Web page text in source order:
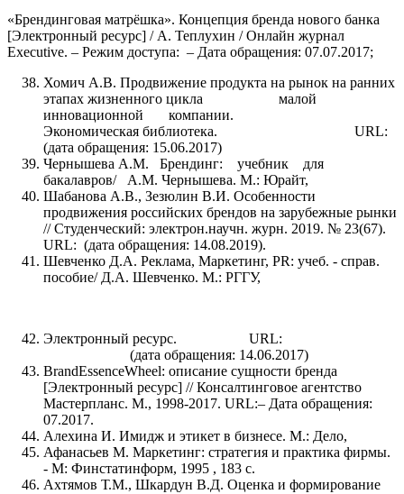
«Брендинговая матрёшка». Концепция бренда нового банка
[Электронный ресурс] / А. Теплухин / Онлайн журнал
Executive. – Режим доступа: – Дата обращения: 07.07.2017;
Хомич А.В. Продвижение продукта на рынок на ранних
этапах жизненного цикла малой
инновационной компании.
Экономическая библиотека. URL:
(дата обращения: 15.06.2017)
Чернышева А.М. Брендинг: учебник для
бакалавров/ А.М. Чернышева. М.: Юрайт,
Шабанова А.В., Зезюлин В.И. Особенности
продвижения российских брендов на зарубежные рынки
// Студенческий: электрон.научн. журн. 2019. № 23(67).
URL: (дата обращения: 14.08.2019).
Шевченко Д.А. Реклама, Маркетинг, PR: учеб. - справ.
пособие/ Д.А. Шевченко. М.: РГГУ,
Электронный ресурс. URL:
(дата обращения: 14.06.2017)
BrandEssenceWheel: описание сущности бренда
[Электронный ресурс] // Консалтинговое агентство
Мастерпланс. М., 1998-2017. URL:– Дата обращения:
07.2017.
Алехина И. Имидж и этикет в бизнесе. М.: Дело,
Афанасьев М. Маркетинг: стратегия и практика фирмы.
- М: Финстатинформ, 1995 , 183 с.
Ахтямов Т.М., Шкардун В.Д. Оценка и формирование